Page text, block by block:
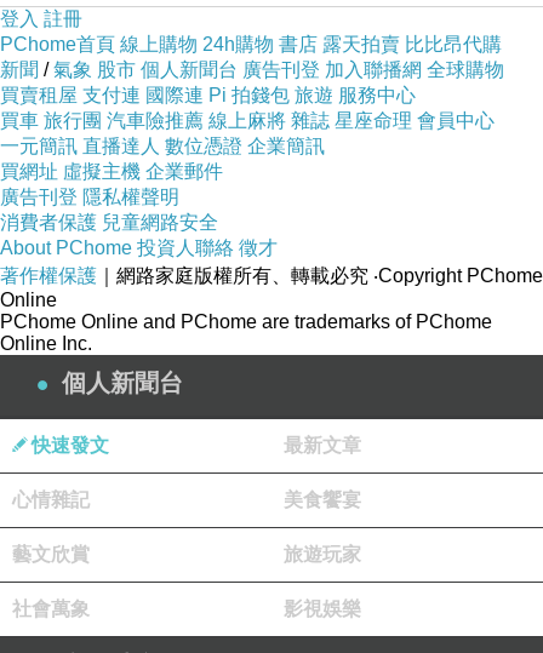
登入 註冊
PChome首頁 線上購物 24h購物 書店 露天拍賣 比比昂代購
新聞 /氣象 股市 個人新聞台 廣告刊登 加入聯播網 全球購物
買賣租屋 支付連 國際連 Pi 拍錢包 旅遊 服務中心
買車 旅行團 汽車險推薦 線上麻將 雜誌 星座命理 會員中心
一元簡訊 直播達人 數位憑證 企業簡訊
買網址 虛擬主機 企業郵件
廣告刊登 隱私權聲明
消費者保護 兒童網路安全
About PChome 投資人聯絡 徵才
著作權保護 ｜網路家庭版權所有、轉載必究 ‧Copyright PChome
Online
PChome Online and PChome are trademarks of PChome
Online Inc.
個人新聞台
快速發文 最新文章
心情雜記 美食饗宴
藝文欣賞 旅遊玩家
社會萬象 影視娛樂